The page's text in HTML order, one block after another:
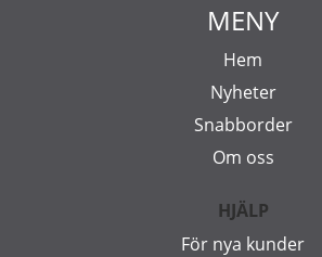
MENY
Hem
Nyheter
Snabborder
Om oss
HJÄLP
För nya kunder